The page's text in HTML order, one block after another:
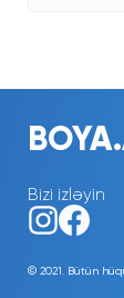
Bizi izləyin
© 2021. Bütün